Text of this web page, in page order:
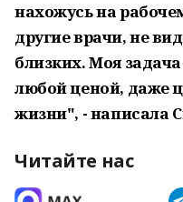
нахожусь на
другие врачи, не
близких. Моя
любой ценой, даже
жизни", - написала
Читайте нас